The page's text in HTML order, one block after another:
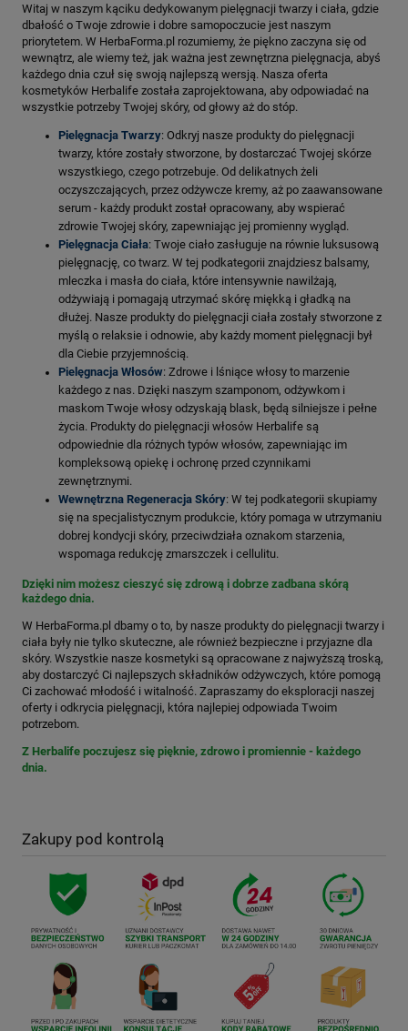
Witaj w naszym kąciku dedykowanym pielęgnacji twarzy i ciała, gdzie
dbałość o Twoje zdrowie i dobre samopoczucie jest naszym
priorytetem. W HerbaForma.pl rozumiemy, że piękno zaczyna się od
wewnątrz, ale wiemy też, jak ważna jest zewnętrzna pielęgnacja, abyś
każdego dnia czuł się swoją najlepszą wersją. Nasza oferta
kosmetyków Herbalife została zaprojektowana, aby odpowiadać na
wszystkie potrzeby Twojej skóry, od głowy aż do stóp.
Pielęgnacja Twarzy: Odkryj nasze produkty do pielęgnacji
twarzy, które zostały stworzone, by dostarczać Twojej skórze
wszystkiego, czego potrzebuje. Od delikatnych żeli
oczyszczających, przez odżywcze kremy, aż po zaawansowane
serum - każdy produkt został opracowany, aby wspierać
zdrowie Twojej skóry, zapewniając jej promienny wygląd.
Pielęgnacja Ciała: Twoje ciało zasługuje na równie luksusową
pielęgnację, co twarz. W tej podkategorii znajdziesz balsamy,
mleczka i masła do ciała, które intensywnie nawilżają,
odżywiają i pomagają utrzymać skórę miękką i gładką na
dłużej. Nasze produkty do pielęgnacji ciała zostały stworzone z
myślą o relaksie i odnowie, aby każdy moment pielęgnacji był
dla Ciebie przyjemnością.
Pielęgnacja Włosów: Zdrowe i lśniące włosy to marzenie
każdego z nas. Dzięki naszym szamponom, odżywkom i
maskom Twoje włosy odzyskają blask, będą silniejsze i pełne
życia. Produkty do pielęgnacji włosów Herbalife są
odpowiednie dla różnych typów włosów, zapewniając im
kompleksową opiekę i ochronę przed czynnikami
zewnętrznymi.
Wewnętrzna Regeneracja Skóry: W tej podkategorii skupiamy
się na specjalistycznym produkcie, który pomaga w utrzymaniu
dobrej kondycji skóry, przeciwdziała oznakom starzenia,
wspomaga redukcję zmarszczek i cellulitu.
Dzięki nim możesz cieszyć się zdrową i dobrze zadbana skórą
każdego dnia.
W HerbaForma.pl dbamy o to, by nasze produkty do pielęgnacji twarzy i
ciała były nie tylko skuteczne, ale również bezpieczne i przyjazne dla
skóry. Wszystkie nasze kosmetyki są opracowane z najwyższą troską,
aby dostarczyć Ci najlepszych składników odżywczych, które pomogą
Ci zachować młodość i witalność. Zapraszamy do eksploracji naszej
oferty i odkrycia pielęgnacji, która najlepiej odpowiada Twoim
potrzebom.
Z Herbalife poczujesz się pięknie, zdrowo i promiennie - każdego
dnia.
Zakupy pod kontrolą